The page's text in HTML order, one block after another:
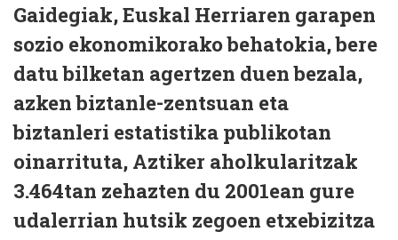
Gaidegiak, Euskal Herriaren garapen
sozio ekonomikorako behatokia, bere
datu bilketan agertzen duen bezala,
azken biztanle-zentsuan eta
biztanleri estatistika publikotan
oinarrituta, Aztiker aholkularitzak
3.464tan zehazten du 2001ean gure
udalerrian hutsik zegoen etxebizitza